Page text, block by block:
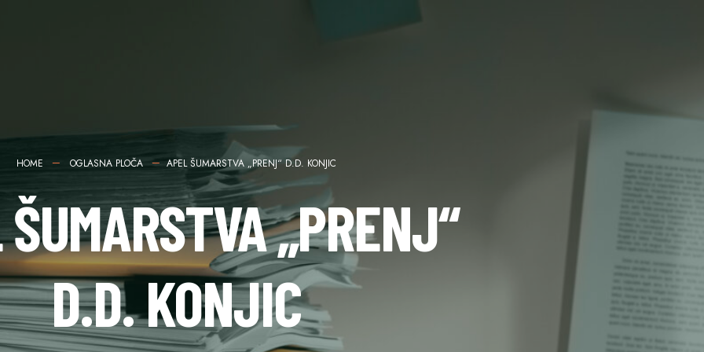
HOME OGLASNA PLOČA APEL ŠUMARSTVA „PRENJ“ D.D. KONJIC
„PRENJ“
D.D. KONJIC